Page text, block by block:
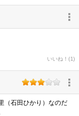
いいね！(1)
（石田ひかり）なのだ